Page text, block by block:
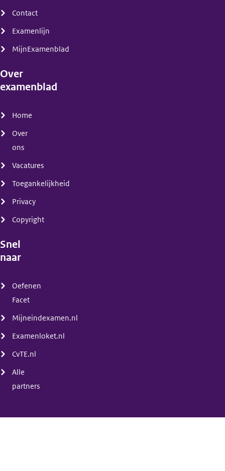
Contact
Examenlijn
MijnExamenblad
Over
examenblad
Home
Over
ons
Vacatures
Toegankelijkheid
Privacy
Copyright
Snel
naar
Oefenen
Facet
Mijneindexamen.nl
Examenloket.nl
CvTE.nl
Alle
partners